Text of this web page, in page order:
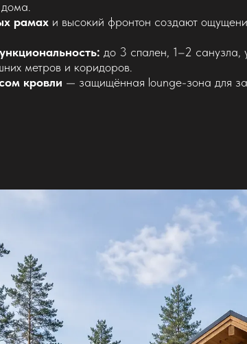
рамах и высокий фронтон создают
до 3 спален, 1–2 санузла,
метров и коридоров.
кровли — защищённая lounge-зона для